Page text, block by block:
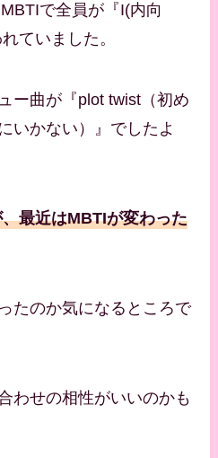
で全員が『I(内向
ていました。
ー曲が『plot twist（初め
いかない）』でしたよ
最近はMBTIが変わった
たのか気になるところで
わせの相性がいいのかも